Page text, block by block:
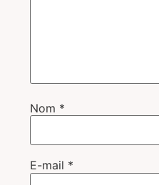
Nom *
E-mail *